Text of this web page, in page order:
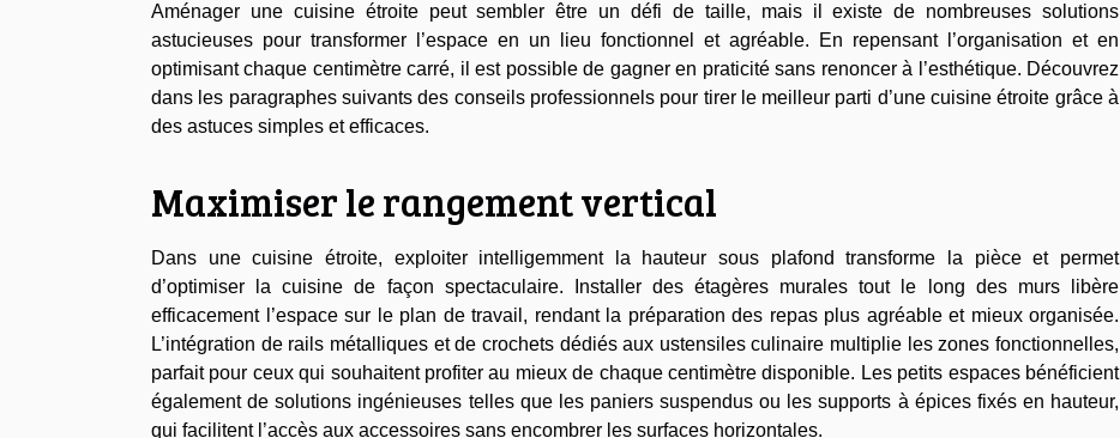
Aménager une cuisine étroite peut sembler être un défi de taille, mais il existe de nombreuses solutions
astucieuses pour transformer l’espace en un lieu fonctionnel et agréable. En repensant l’organisation et en
optimisant chaque centimètre carré, il est possible de gagner en praticité sans renoncer à l’esthétique. Découvrez
dans les paragraphes suivants des conseils professionnels pour tirer le meilleur parti d’une cuisine étroite grâce à
des astuces simples et efficaces.
Maximiser le rangement vertical
Dans une cuisine étroite, exploiter intelligemment la hauteur sous plafond transforme la pièce et permet
d’optimiser la cuisine de façon spectaculaire. Installer des étagères murales tout le long des murs libère
efficacement l’espace sur le plan de travail, rendant la préparation des repas plus agréable et mieux organisée.
L’intégration de rails métalliques et de crochets dédiés aux ustensiles culinaire multiplie les zones fonctionnelles,
parfait pour ceux qui souhaitent profiter au mieux de chaque centimètre disponible. Les petits espaces bénéficient
également de solutions ingénieuses telles que les paniers suspendus ou les supports à épices fixés en hauteur,
qui facilitent l’accès aux accessoires sans encombrer les surfaces horizontales.